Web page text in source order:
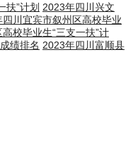
扶”计划 2023年四川兴文
四川宜宾市叙州区高校毕业
校毕业生“三支一扶”计
绩排名 2023年四川富顺县